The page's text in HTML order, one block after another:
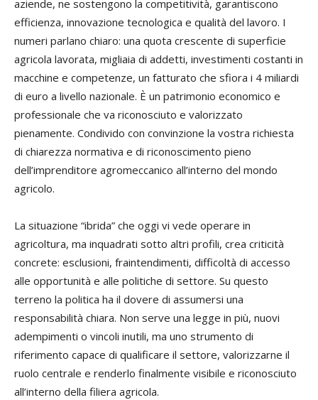
aziende, ne sostengono la competitività, garantiscono
efficienza, innovazione tecnologica e qualità del lavoro. I
numeri parlano chiaro: una quota crescente di superficie
agricola lavorata, migliaia di addetti, investimenti costanti in
macchine e competenze, un fatturato che sfiora i 4 miliardi
di euro a livello nazionale. È un patrimonio economico e
professionale che va riconosciuto e valorizzato
pienamente. Condivido con convinzione la vostra richiesta
di chiarezza normativa e di riconoscimento pieno
dell’imprenditore agromeccanico all’interno del mondo
agricolo.
La situazione “ibrida” che oggi vi vede operare in
agricoltura, ma inquadrati sotto altri profili, crea criticità
concrete: esclusioni, fraintendimenti, difficoltà di accesso
alle opportunità e alle politiche di settore. Su questo
terreno la politica ha il dovere di assumersi una
responsabilità chiara. Non serve una legge in più, nuovi
adempimenti o vincoli inutili, ma uno strumento di
riferimento capace di qualificare il settore, valorizzarne il
ruolo centrale e renderlo finalmente visibile e riconosciuto
all’interno della filiera agricola.